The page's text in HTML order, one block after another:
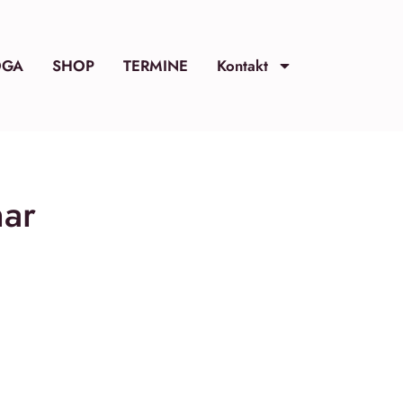
SHOP TERMINE Kontakt